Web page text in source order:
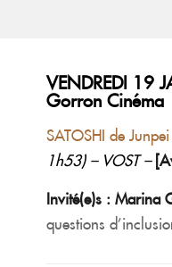
VENDREDI 19
Gorron Cinéma
SATOSHI de
1h53) – VOST –
Invité(e)s : Marina
questions